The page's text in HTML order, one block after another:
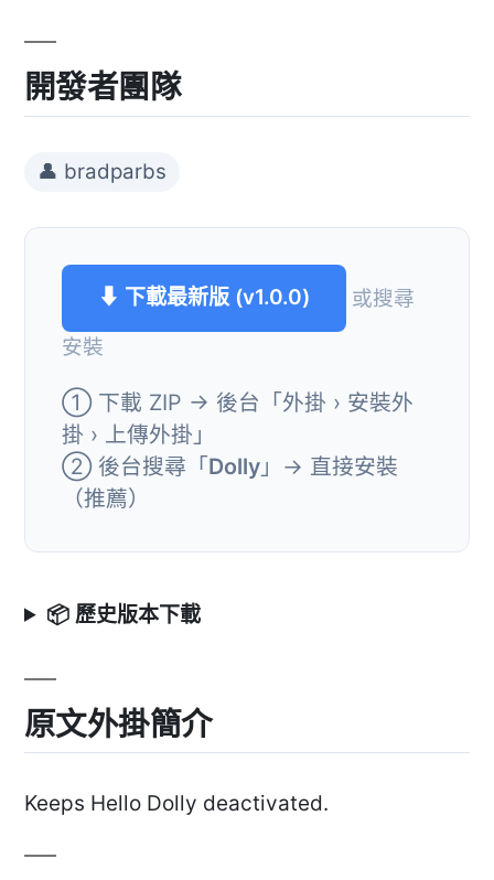
開發者團隊
👤 bradparbs
⬇ 下載最新版 (v1.0.0)
或搜尋
安裝
① 下載 ZIP → 後台「外掛 › 安裝外
掛 › 上傳外掛」
② 後台搜尋「Dolly 」→ 直接安裝
（推薦）
📦 歷史版本下載
原文外掛簡介
Keeps Hello Dolly deactivated.